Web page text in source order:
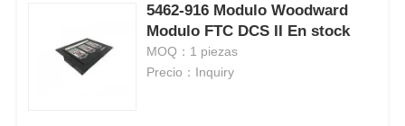
Yokogawa Stardom PLC fue fundada en
5462-916 Modulo Woodward
Modulo FTC DCS II En stock
MOQ：1 piezas
Precio：Inquiry